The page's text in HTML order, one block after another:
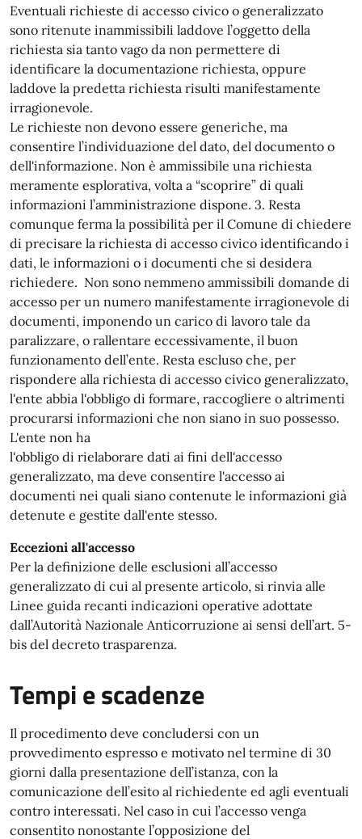
Eventuali richieste di accesso civico o generalizzato
sono ritenute inammissibili laddove l’oggetto della
richiesta sia tanto vago da non permettere di
identificare la documentazione richiesta, oppure
laddove la predetta richiesta risulti manifestamente
irragionevole.
Le richieste non devono essere generiche, ma
consentire l’individuazione del dato, del documento o
dell'informazione. Non è ammissibile una richiesta
meramente esplorativa, volta a “scoprire” di quali
informazioni l’amministrazione dispone. 3. Resta
comunque ferma la possibilità per il Comune di chiedere
di precisare la richiesta di accesso civico identificando i
dati, le informazioni o i documenti che si desidera
richiedere. Non sono nemmeno ammissibili domande di
accesso per un numero manifestamente irragionevole di
documenti, imponendo un carico di lavoro tale da
paralizzare, o rallentare eccessivamente, il buon
funzionamento dell’ente. Resta escluso che, per
rispondere alla richiesta di accesso civico generalizzato,
l'ente abbia l'obbligo di formare, raccogliere o altrimenti
procurarsi informazioni che non siano in suo possesso.
L'ente non ha
l'obbligo di rielaborare dati ai fini dell'accesso
generalizzato, ma deve consentire l'accesso ai
documenti nei quali siano contenute le informazioni già
detenute e gestite dall'ente stesso.
Eccezioni all'accesso
Per la definizione delle esclusioni all’accesso
generalizzato di cui al presente articolo, si rinvia alle
Linee guida recanti indicazioni operative adottate
dall’Autorità Nazionale Anticorruzione ai sensi dell’art. 5-
bis del decreto trasparenza.
Tempi e scadenze
Il procedimento deve concludersi con un
provvedimento espresso e motivato nel termine di 30
giorni dalla presentazione dell’istanza, con la
comunicazione dell’esito al richiedente ed agli eventuali
contro interessati. Nel caso in cui l’accesso venga
consentito nonostante l’opposizione del